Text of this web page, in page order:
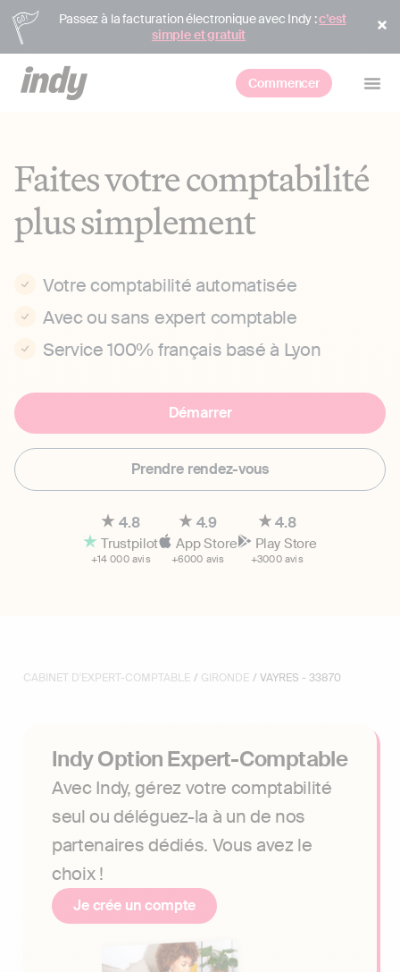
Passez à la facturation électronique avec Indy :c’est
simple et gratuit
Commencer
Faites votre comptabilité
plus simplement
Votre comptabilité automatisée
Avec ou sans expert comptable
Service 100% français basé à Lyon
Démarrer
Prendre rendez-vous
4.8
Trustpilot
+14 000 avis
4.9
App Store
+6000 avis
4.8
Play Store
+3000 avis
CABINET D'EXPERT-COMPTABLE / GIRONDE / VAYRES - 33870
Indy Option Expert-Comptable
Avec Indy, gérez votre comptabilité
seul ou déléguez-la à un de nos
partenaires dédiés. Vous avez le
choix !
Je crée un compte